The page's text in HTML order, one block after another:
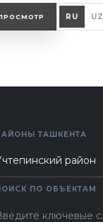
RU UZ
ТАШКЕНТА
ПО ОБЪЕКТАМ